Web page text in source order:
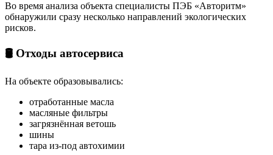
Во время анализа объекта специалисты ПЭБ «Авторитм»
обнаружили сразу несколько направлений экологических
рисков.
🛢 Отходы автосервиса
На объекте образовывались:
отработанные масла
масляные фильтры
загрязнённая ветошь
шины
тара из-под автохимии